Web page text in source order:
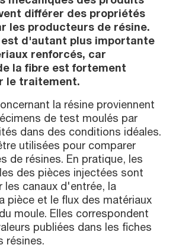
différer des propriétés
les producteurs de résine.
d'autant plus importante
renforcés, car
la fibre est fortement
le traitement.
la résine proviennent
de test moulés par
dans des conditions idéales.
utilisées pour comparer
de résines. En pratique, les
des pièces injectées sont
les canaux d'entrée, la
pièce et le flux des matériaux
moule. Elles correspondent
publiées dans les fiches
résines.